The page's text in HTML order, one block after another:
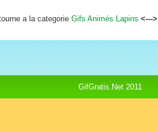
a la categorie Gifs Animés Lapins <--->
GifGratis.Net 2011